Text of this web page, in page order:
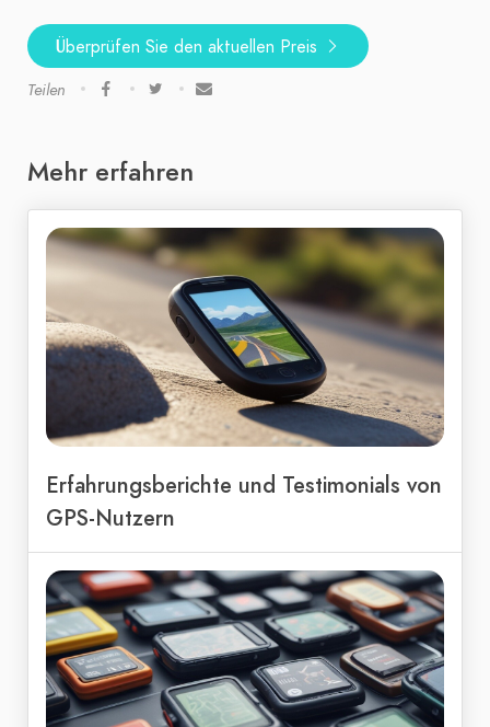
Überprüfen Sie den aktuellen Preis
Teilen
Mehr erfahren
Erfahrungsberichte und Testimonials von
GPS-Nutzern